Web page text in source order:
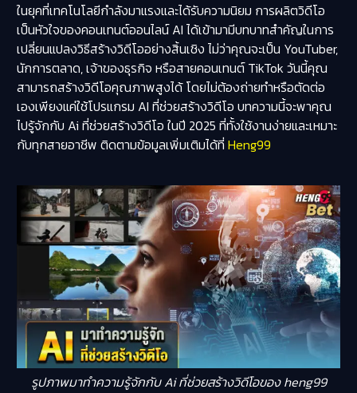
ในยุคที่เทคโนโลยีกำลังมาแรงและได้รับความนิยม การผลิตวิดีโอ
เป็นหัวใจของคอนเทนต์ออนไลน์ AI ได้เข้ามามีบทบาทสำคัญในการ
เปลี่ยนแปลงวิธีสร้างวิดีโออย่างสิ้นเชิง ไม่ว่าคุณจะเป็น YouTuber,
นักการตลาด, เจ้าของธุรกิจ หรือสายคอนเทนต์ TikTok วันนี้คุณ
สามารถสร้างวิดีโอคุณภาพสูงได้ โดยไม่ต้องถ่ายทำหรือตัดต่อ
เองเพียงแค่ใช้โปรแกรม AI ที่ช่วยสร้างวิดีโอ บทความนี้จะพาคุณ
ไปรู้จักกับ Ai ที่ช่วยสร้างวิดีโอ ในปี 2025 ที่ทั้งใช้งานง่ายและเหมาะ
กับทุกสายอาชีพ ติดตามข้อมูลเพิ่มเติมได้ที่ Heng99
รูปภาพมาทำความรู้จักกับ Ai ที่ช่วยสร้างวิดีโอของ heng99